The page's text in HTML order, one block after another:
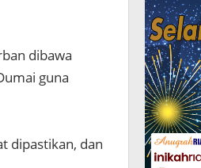
dibawa
guna
dipastikan, dan